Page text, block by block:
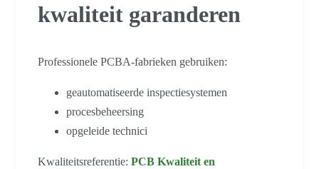
kwaliteit garanderen
Professionele PCBA-fabrieken gebruiken:
geautomatiseerde inspectiesystemen
procesbeheersing
opgeleide technici
Kwaliteitsreferentie: PCB Kwaliteit en